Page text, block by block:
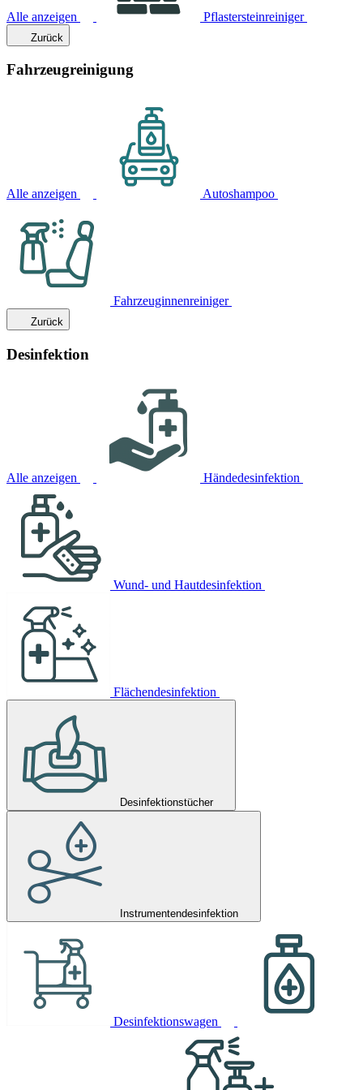
Alle anzeigen Pflastersteinreiniger
Zurück
Fahrzeugreinigung
Alle anzeigen Autoshampoo
Fahrzeuginnenreiniger
Zurück
Desinfektion
Alle anzeigen Händedesinfektion
Wund- und Hautdesinfektion
Flächendesinfektion
Desinfektionstücher
Instrumentendesinfektion
Desinfektionswagen